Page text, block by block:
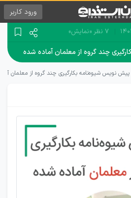
ورود کاربر
۲۶ 7 نظر «نمایش»
چند گروه از معلمان آماده شده
پیش نویس شیوه‌نامه بکارگیری چند گروه از معلمان